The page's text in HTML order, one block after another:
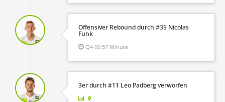
Offensiver Rebound durch #35 Nicolas
Funk
Q4 00:57 Minute
3er durch #11 Leo Padberg verworfen